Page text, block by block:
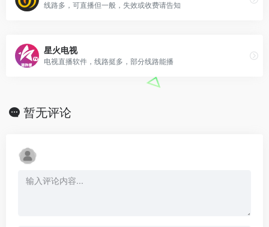
线路多，可直播但一般，失效或收费请告知
星火电视
电视直播软件，线路挺多，部分线路能播
暂无评论